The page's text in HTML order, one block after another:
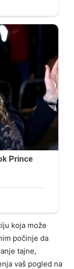
koja može
počinje da
tajne,
vaš pogled na